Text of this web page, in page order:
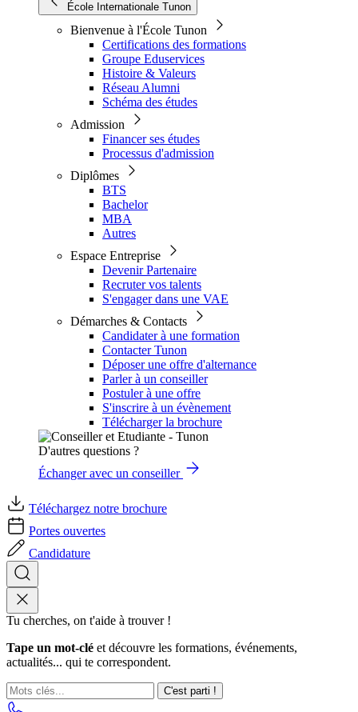
École Internationale Tunon
Bienvenue à l'École Tunon
Certifications des formations
Groupe Eduservices
Histoire & Valeurs
Réseau Alumni
Schéma des études
Admission
Financer ses études
Processus d'admission
Diplômes
BTS
Bachelor
MBA
Autres
Espace Entreprise
Devenir Partenaire
Recruter vos talents
S'engager dans une VAE
Démarches & Contacts
Candidater à une formation
Contacter Tunon
Déposer une offre d'alternance
Parler à un conseiller
Postuler à une offre
S'inscrire à un évènement
Télécharger la brochure
D'autres questions ?
Échanger avec un conseiller
Téléchargez notre brochure
Portes ouvertes
Candidature
Tu cherches, on t'aide à trouver !
Tape un mot-clé et découvre les formations, événements,
actualités... qui te correspondent.
C'est parti !